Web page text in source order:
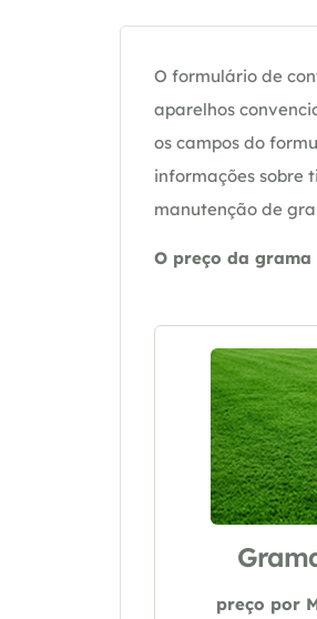
O formulário de
aparelhos
os campos do
informações sobre
manutenção de
O preço da
preço por